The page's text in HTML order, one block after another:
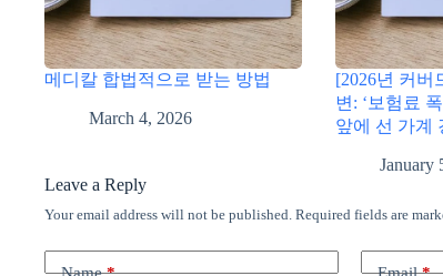
메디칼 합법적으로 받는 방법
March 4, 2026
[2026년 커버
변: ‘보험료
앞에 선 가계
January
Leave a Reply
Your email address will not be published. Required fields are
Name* Email*